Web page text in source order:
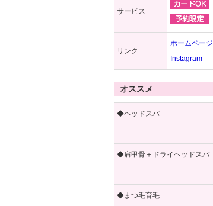
サービス
リンク
ホームページ
Instagram
オススメ
◆ヘッドスパ
◆肩甲骨＋ドライヘッドスパ
◆まつ毛育毛